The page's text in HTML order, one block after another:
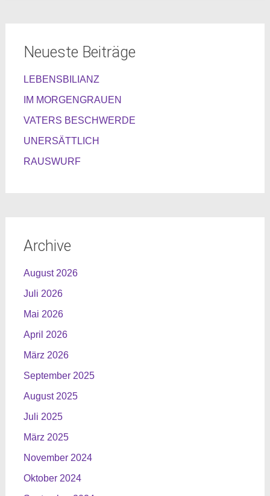
Neueste Beiträge
LEBENSBILIANZ
IM MORGENGRAUEN
VATERS BESCHWERDE
UNERSÄTTLICH
RAUSWURF
Archive
August 2026
Juli 2026
Mai 2026
April 2026
März 2026
September 2025
August 2025
Juli 2025
März 2025
November 2024
Oktober 2024